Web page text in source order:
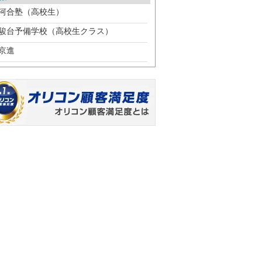
合塾（高校生）
台予備学校（高校生クラス）
進